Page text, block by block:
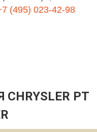
(495) 023-42-98
PT